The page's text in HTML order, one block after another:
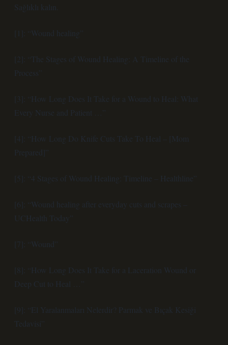
Sağlıklı kalın.
[1]: “Wound healing”
[2]: “The Stages of Wound Healing: A Timeline of the
Process”
[3]: “How Long Does It Take for a Wound to Heal: What
Every Nurse and Patient …”
[4]: “How Long Do Knife Cuts Take To Heal – [Mom
Prepared]”
[5]: “4 Stages of Wound Healing: Timeline – Healthline”
[6]: “Wound healing after everyday cuts and scrapes –
UCHealth Today”
[7]: “Wound”
[8]: “How Long Does It Take for a Laceration Wound or
Deep Cut to Heal …”
[9]: “El Yaralanmaları Nelerdir? Parmak ve Bıçak Kesiği
Tedavisi”